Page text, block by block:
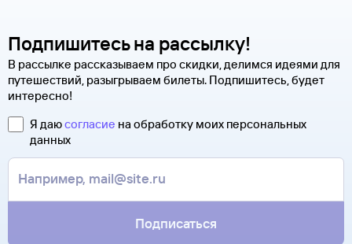
Подпишитесь на рассылку!
В рассылке рассказываем про скидки, делимся идеями для
путешествий, разыгрываем билеты. Подпишитесь, будет
интересно!
Я даюсогласие на обработку моих персональных
данных
Подписаться